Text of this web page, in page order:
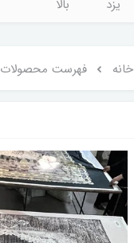
یزد
بالا
خانه فهرست محصولات